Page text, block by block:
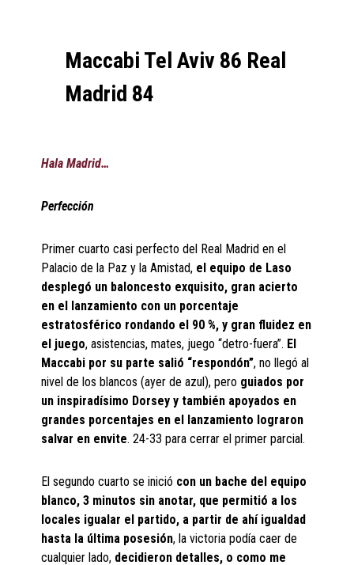
Maccabi Tel Aviv 86 Real
Madrid 84
Hala Madrid…
Perfección
Primer cuarto casi perfecto del Real Madrid en el
Palacio de la Paz y la Amistad, el equipo de Laso
desplegó un baloncesto exquisito, gran acierto
en el lanzamiento con un porcentaje
estratosférico rondando el 90 %, y gran fluidez en
el juego, asistencias, mates, juego “detro-fuera”. El
Maccabi por su parte salió “respondón”, no llegó al
nivel de los blancos (ayer de azul), pero guiados por
un inspiradísimo Dorsey y también apoyados en
grandes porcentajes en el lanzamiento lograron
salvar en envite. 24-33 para cerrar el primer parcial.
El segundo cuarto se inició con un bache del equipo
blanco, 3 minutos sin anotar, que permitió a los
locales igualar el partido, a partir de ahí igualdad
hasta la última posesión, la victoria podía caer de
cualquier lado, decidieron detalles, o como me